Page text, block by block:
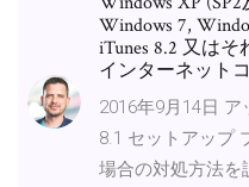
Windows 7,
iTunes 8.2 又はそ
インターネット
2016年9月14日
8.1 セットアップ
場合の対処方法を